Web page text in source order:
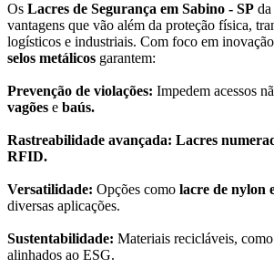
Os Lacres de Segurança em Sabino - SP
vantagens que vão além da proteção física,
logísticos e industriais. Com foco em
selos metálicos garantem:
Prevenção de violações: Impedem acessos
vagões e baús.
Rastreabilidade avançada: Lacres
RFID.
Versatilidade: Opções como lacre de nylon
diversas aplicações.
Sustentabilidade: Materiais recicláveis, como
alinhados ao ESG.